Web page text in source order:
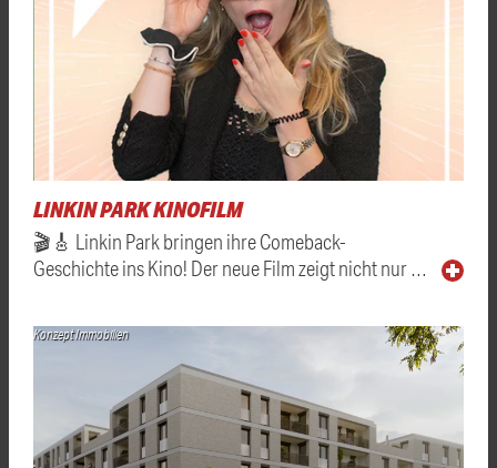
LINKIN PARK KINOFILM
🎬🎸 Linkin Park bringen ihre Comeback-
Geschichte ins Kino! Der neue Film zeigt nicht nur …
Konzept Immobilien